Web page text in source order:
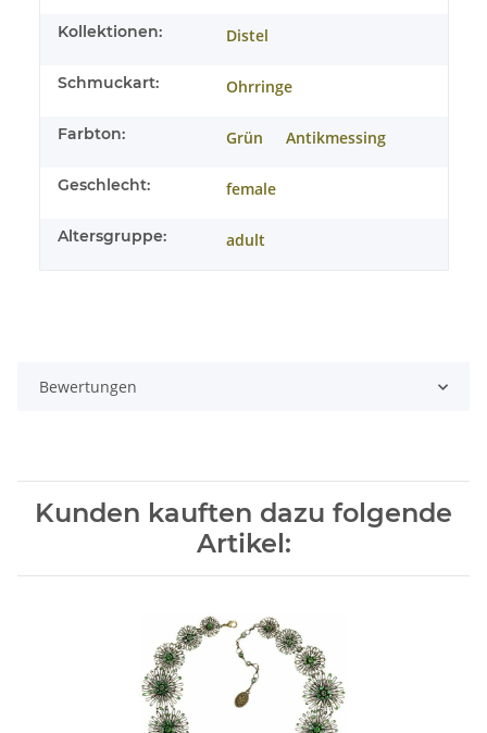
Kollektionen: Distel
Schmuckart: Ohrringe
Farbton: Grün Antikmessing
Geschlecht: female
Altersgruppe: adult
Bewertungen
Kunden kauften dazu folgende
Artikel: